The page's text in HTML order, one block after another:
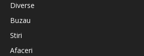
Diverse
Buzau
Stiri
Afaceri